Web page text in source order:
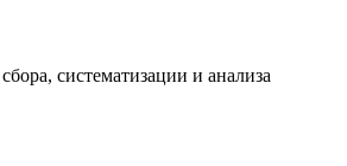
систематизации и анализа